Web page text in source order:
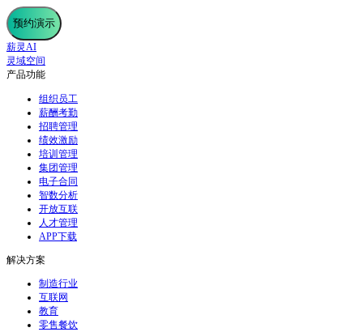
预约演示
薪灵AI
灵域空间
产品功能
组织员工
薪酬考勤
招聘管理
绩效激励
培训管理
集团管理
电子合同
智数分析
开放互联
人才管理
APP下载
解决方案
制造行业
互联网
教育
零售餐饮